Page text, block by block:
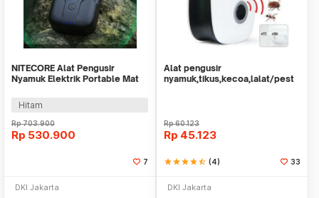
NITECORE Alat Pengusir
Nyamuk Elektrik Portable Mat
Hitam
Rp703.900
Rp 530.900
7
DKI Jakarta
Alat pengusir
nyamuk,tikus,kecoa,lalat/pest
Rp60.123
Rp 45.123
starstarstarstarstar_half (4) 33
DKI Jakarta